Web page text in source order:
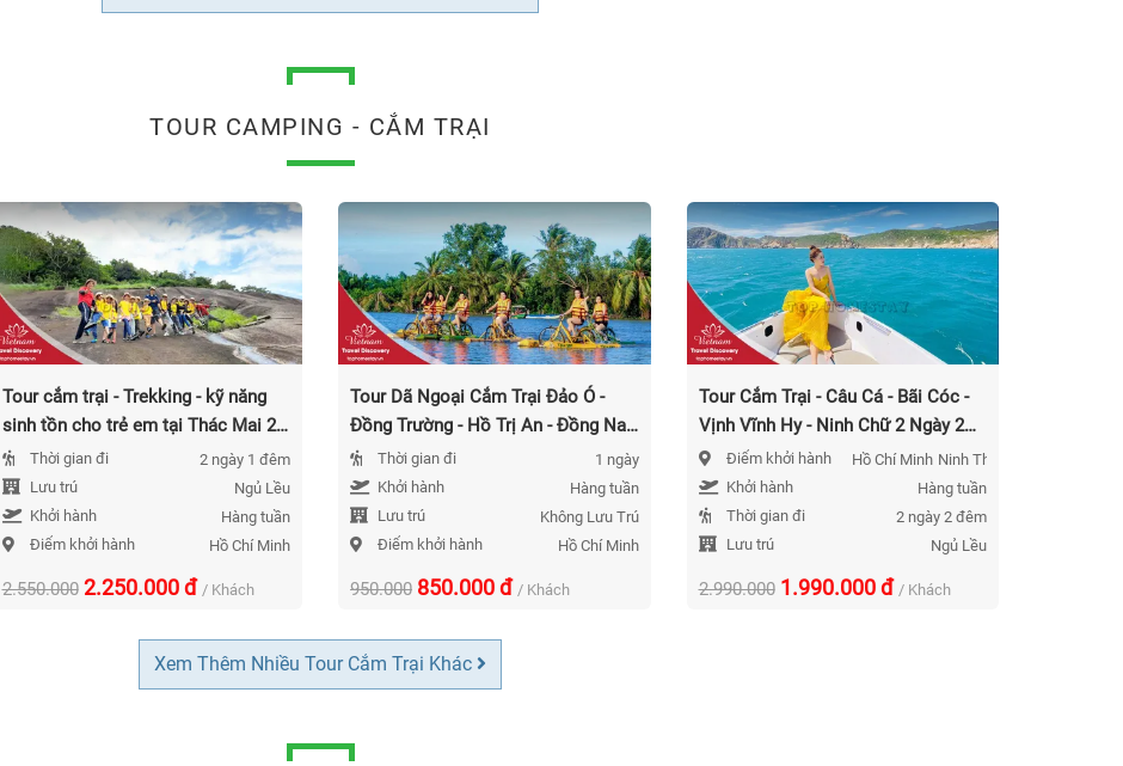
TOUR CAMPING - CẮM TRẠI
Tour cắm trại - Trekking - kỹ năng
sinh tồn cho trẻ em tại Thác Mai 2
Ngày 1 Đêm Năm 2026
Thời gian đi
2 ngày 1 đêm
Lưu trú
Ngủ Lều
Khởi hành
Hàng tuần
Điểm khởi hành
Hồ Chí Minh
2.550.000 2.250.000đ / Khách
Tour Dã Ngoại Cắm Trại Đảo Ó -
Đồng Trường - Hồ Trị An - Đồng Nai
1 Ngày Năm 2026
Thời gian đi
1 ngày
Khởi hành
Hàng tuần
Lưu trú
Không Lưu Trú
Điểm khởi hành
Hồ Chí Minh
950.000 850.000đ / Khách
Tour Cắm Trại - Câu Cá - Bãi Cóc -
Vịnh Vĩnh Hy - Ninh Chữ 2 Ngày 2
Đêm Năm 2026
Điểm khởi hành Hồ Chí Minh Ninh Thuận
Khởi hành
Hàng tuần
Thời gian đi
2 ngày 2 đêm
Lưu trú
Ngủ Lều
2.990.000 1.990.000đ / Khách
Xem Thêm Nhiều Tour Cắm Trại Khác